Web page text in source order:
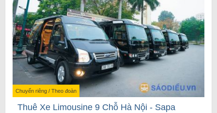
Chuyến riêng / Theo đoàn
Thuê Xe Limousine 9 Chỗ Hà Nội - Sapa